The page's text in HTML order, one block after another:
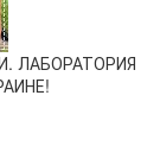
ЛАБОРАТОРИЯ